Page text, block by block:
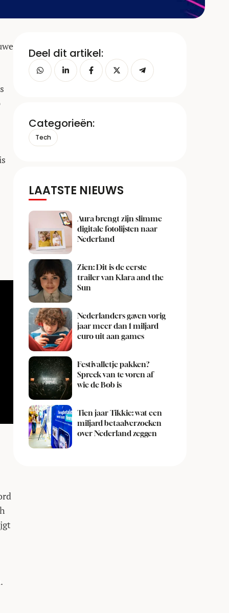
Deel dit artikel:
Categorieën:
Tech
LAATSTE NIEUWS
Aura brengt zijn slimme
digitale fotolijsten naar
Nederland
Zien: Dit is de eerste
trailer van Klara and the
Sun
Nederlanders gaven vorig
jaar meer dan 1 miljard
euro uit aan games
Festivalletje pakken?
Spreek van te voren af
wie de Bob is
Tien jaar Tikkie: wat een
miljard betaalverzoeken
over Nederland zeggen